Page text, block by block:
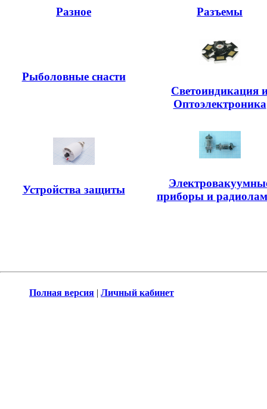
Разное Разъемы
Рыболовные снасти
Светоиндикация
Оптоэлектроника
Устройства защиты
приборы и
Полная версия | Личный кабинет